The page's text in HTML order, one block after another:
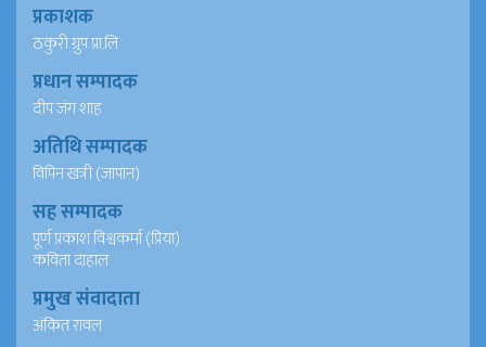
प्रकाशक
ठकुरी ग्रुप प्रा.लि
प्रधान सम्पादक
दीप जंग शाह
अतिथि सम्पादक
विपिन खत्री (जापान)
सह सम्पादक
पूर्ण प्रकाश विश्वकर्मा (प्रिया)
कविता दाहाल
प्रमुख संवादाता
अंकित रावल